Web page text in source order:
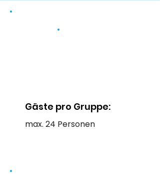
Gäste pro Gruppe:
max. 24 Personen